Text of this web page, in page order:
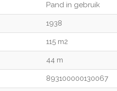
Pand in gebruik
1938
115 m2
44 m
893100000130067